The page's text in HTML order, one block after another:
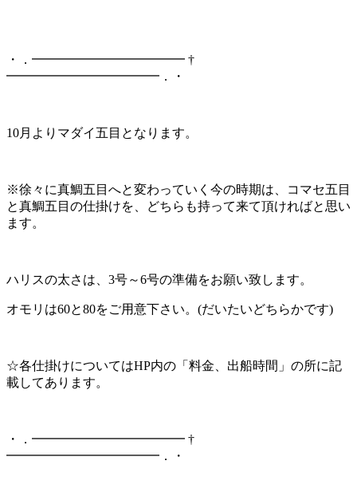
・．━━━━━━━━━━━━ †
━━━━━━━━━━━━．・
10月よりマダイ五目となります。
※徐々に真鯛五目へと変わっていく今の時期は、コマセ五目
と真鯛五目の仕掛けを、どちらも持って来て頂ければと思い
ます。
ハリスの太さは、3号～6号の準備をお願い致します。
オモリは60と80をご用意下さい。(だいたいどちらかです)
☆各仕掛けについてはHP内の「料金、出船時間」の所に記
載してあります。
・．━━━━━━━━━━━━ †
━━━━━━━━━━━━．・